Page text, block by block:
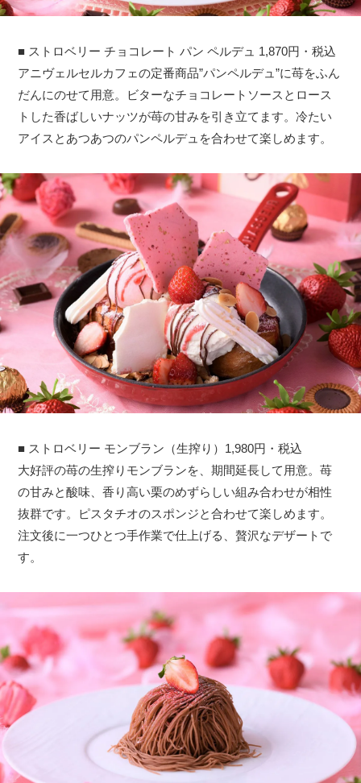
■ ストロベリー チョコレート パン ペルデュ 1,870円・税込
アニヴェルセルカフェの定番商品”パンペルデュ”に苺をふん
だんにのせて用意。ビターなチョコレートソースとロース
トした香ばしいナッツが苺の甘みを引き立てます。冷たい
アイスとあつあつのパンペルデュを合わせて楽しめます。
■ ストロベリー モンブラン（生搾り）1,980円・税込
大好評の苺の生搾りモンブランを、期間延長して用意。苺
の甘みと酸味、香り高い栗のめずらしい組み合わせが相性
抜群です。ピスタチオのスポンジと合わせて楽しめます。
注文後に一つひとつ手作業で仕上げる、贅沢なデザートで
す。